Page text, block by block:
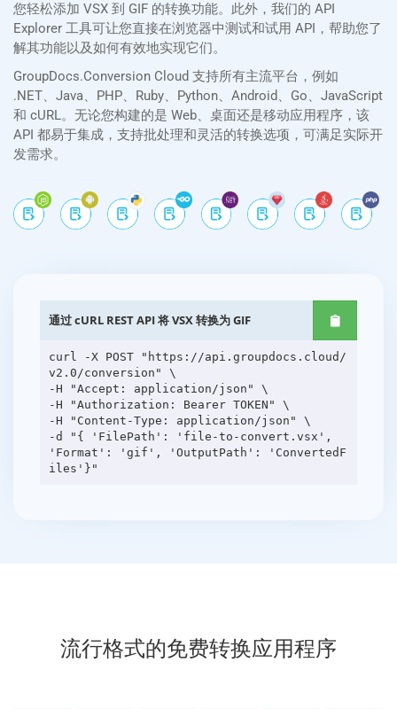
您轻松添加 VSX 到 GIF 的转换功能。此外，我们的 API
Explorer 工具可让您直接在浏览器中测试和试用 API，帮助您了
解其功能以及如何有效地实现它们。
GroupDocs.Conversion Cloud 支持所有主流平台，例如
.NET、Java、PHP、Ruby、Python、Android、Go、JavaScript
和 cURL。无论您构建的是 Web、桌面还是移动应用程序，该
API 都易于集成，支持批处理和灵活的转换选项，可满足实际开
发需求。
通过 cURL REST API 将 VSX 转换为 GIF
curl -X POST "https://api.groupdocs.cloud/
v2.0/conversion" \
-H "Accept: application/json" \
-H "Authorization: Bearer TOKEN" \
-H "Content-Type: application/json" \
-d "{ 'FilePath': 'file-to-convert.vsx',
'Format': 'gif', 'OutputPath': 'ConvertedF
流行格式的免费转换应用程序